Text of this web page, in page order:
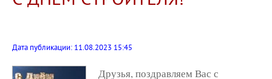
Дата публикации: 11.08.2023 15:45
Друзья, поздравляем Вас с